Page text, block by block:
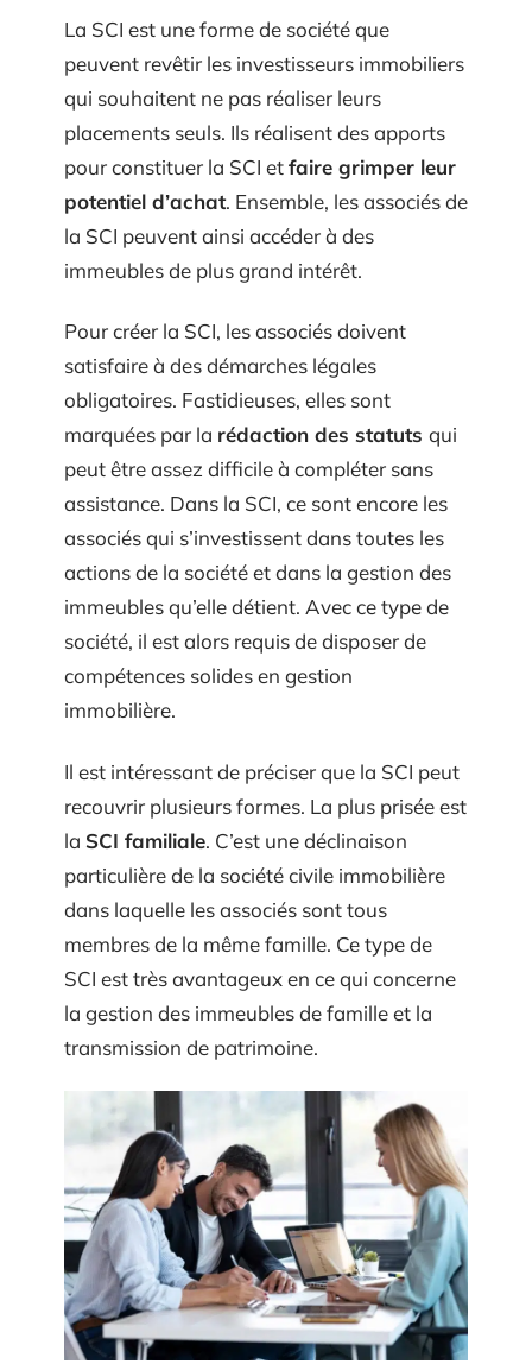
La SCI est une forme de société que
peuvent revêtir les investisseurs immobiliers
qui souhaitent ne pas réaliser leurs
placements seuls. Ils réalisent des apports
pour constituer la SCI etfaire grimper leur
potentiel d’achat. Ensemble, les associés de
la SCI peuvent ainsi accéder à des
immeubles de plus grand intérêt.
Pour créer la SCI, les associés doivent
satisfaire à des démarches légales
obligatoires. Fastidieuses, elles sont
marquées par la rédaction des statuts qui
peut être assez difficile à compléter sans
assistance. Dans la SCI, ce sont encore les
associés qui s’investissent dans toutes les
actions de la société et dans la gestion des
immeubles qu’elle détient. Avec ce type de
société, il est alors requis de disposer de
compétences solides en gestion
immobilière.
Il est intéressant de préciser que la SCI peut
recouvrir plusieurs formes. La plus prisée est
la SCI familiale. C’est une déclinaison
particulière de la société civile immobilière
dans laquelle les associés sont tous
membres de la même famille. Ce type de
SCI est très avantageux en ce qui concerne
la gestion des immeubles de famille et la
transmission de patrimoine.